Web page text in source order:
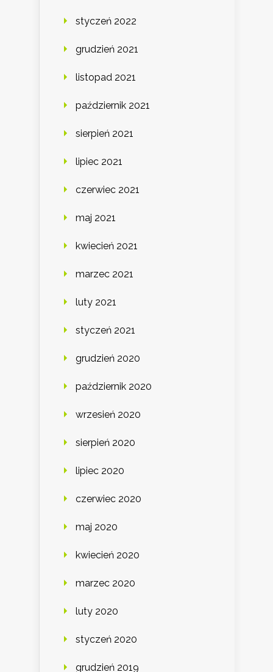
styczeń 2022
grudzień 2021
listopad 2021
październik 2021
sierpień 2021
lipiec 2021
czerwiec 2021
maj 2021
kwiecień 2021
marzec 2021
luty 2021
styczeń 2021
grudzień 2020
październik 2020
wrzesień 2020
sierpień 2020
lipiec 2020
czerwiec 2020
maj 2020
kwiecień 2020
marzec 2020
luty 2020
styczeń 2020
grudzień 2019